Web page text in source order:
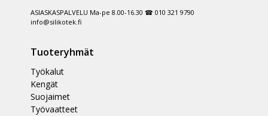
ASIASKASPALVELU Ma-pe 8.00-16.30 ☎ 010 321 9790
info@silikotek.fi
Tuoteryhmät
Työkalut
Kengät
Suojaimet
Työvaatteet